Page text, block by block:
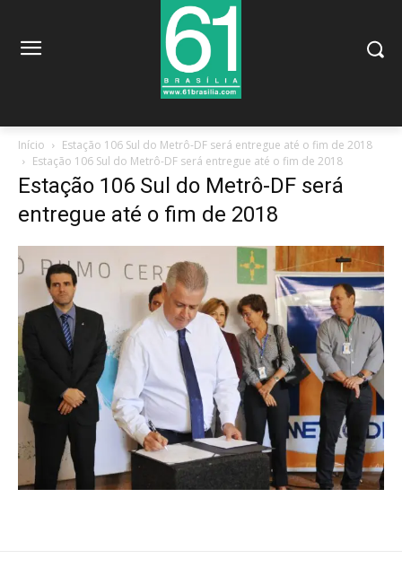
Início
Estação 106 Sul do Metrô-DF será entregue até o fim de 2018
Estação 106 Sul do Metrô-DF será entregue até o fim de 2018
Estação 106 Sul do Metrô-DF será
entregue até o fim de 2018